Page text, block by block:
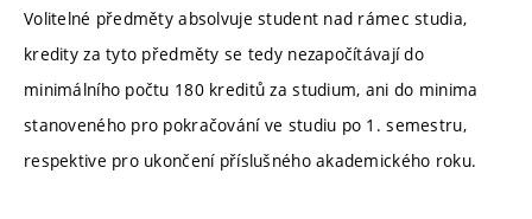
Volitelné předměty absolvuje student nad rámec studia,
kredity za tyto předměty se tedy nezapočítávají do
minimálního počtu 180 kreditů za studium, ani do minima
stanoveného pro pokračování ve studiu po 1. semestru,
respektive pro ukončení příslušného akademického roku.